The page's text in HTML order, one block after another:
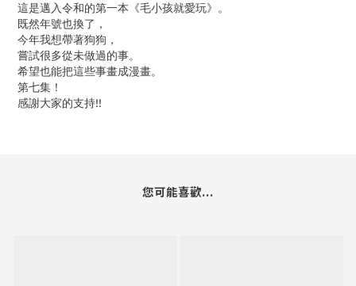
這是邁入令和的第一本《毛小孩就愛玩》。
既然年號也換了，
今年我想帶著狗狗，
嘗試很多從未做過的事。
希望也能把這些事畫成漫畫。
第七集！
感謝大家的支持!!
您可能喜歡...